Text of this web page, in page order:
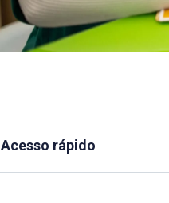
Acesso rápido